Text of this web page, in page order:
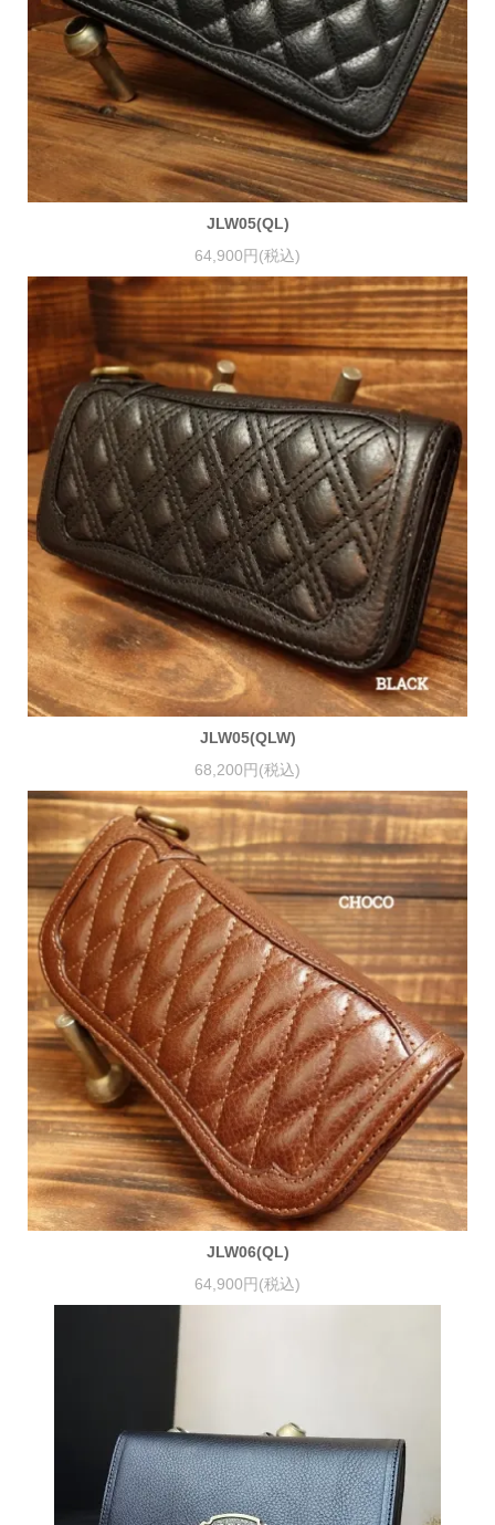
JLW05(QL)
64,900円(税込)
JLW05(QLW)
68,200円(税込)
JLW06(QL)
64,900円(税込)